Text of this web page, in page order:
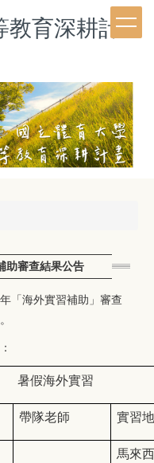
教育深耕計
助審查結果公告
「海外實習補助」審查
暑假海外實習
帶隊老師 實習
馬來